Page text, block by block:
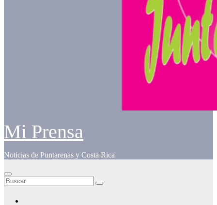
Mi Prensa
Noticias de Puntarenas y Costa Rica